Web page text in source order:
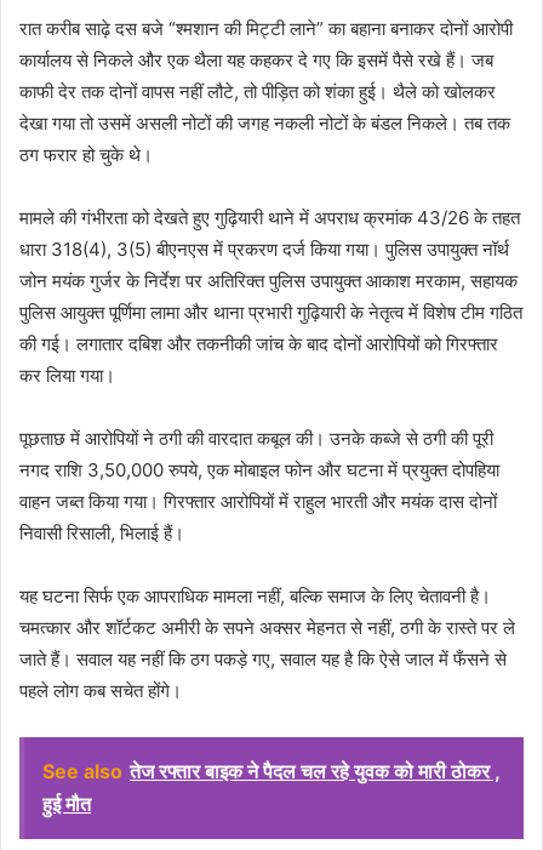
रात करीब साढ़े दस बजे “श्मशान की मिट्टी लाने” का बहाना बनाकर दोनों आरोपी
कार्यालय से निकले और एक थैला यह कहकर दे गए कि इसमें पैसे रखे हैं। जब
काफी देर तक दोनों वापस नहीं लौटे, तो पीड़ित को शंका हुई। थैले को खोलकर
देखा गया तो उसमें असली नोटों की जगह नकली नोटों के बंडल निकले। तब तक
ठग फरार हो चुके थे।
मामले की गंभीरता को देखते हुए गुढ़ियारी थाने में अपराध क्रमांक 43/26 के तहत
धारा 318(4), 3(5) बीएनएस में प्रकरण दर्ज किया गया। पुलिस उपायुक्त नॉर्थ
जोन मयंक गुर्जर के निर्देश पर अतिरिक्त पुलिस उपायुक्त आकाश मरकाम, सहायक
पुलिस आयुक्त पूर्णिमा लामा और थाना प्रभारी गुढ़ियारी के नेतृत्व में विशेष टीम गठित
की गई। लगातार दबिश और तकनीकी जांच के बाद दोनों आरोपियों को गिरफ्तार
कर लिया गया।
पूछताछ में आरोपियों ने ठगी की वारदात कबूल की। उनके कब्जे से ठगी की पूरी
नगद राशि 3,50,000 रुपये, एक मोबाइल फोन और घटना में प्रयुक्त दोपहिया
वाहन जब्त किया गया। गिरफ्तार आरोपियों में राहुल भारती और मयंक दास दोनों
निवासी रिसाली, भिलाई हैं।
यह घटना सिर्फ एक आपराधिक मामला नहीं, बल्कि समाज के लिए चेतावनी है।
चमत्कार और शॉर्टकट अमीरी के सपने अक्सर मेहनत से नहीं, ठगी के रास्ते पर ले
जाते हैं। सवाल यह नहीं कि ठग पकड़े गए, सवाल यह है कि ऐसे जाल में फँसने से
पहले लोग कब सचेत होंगे।
See also तेज रफ्तार बाइक ने पैदल चल रहे युवक को मारी ठोकर ,
हुई मौत